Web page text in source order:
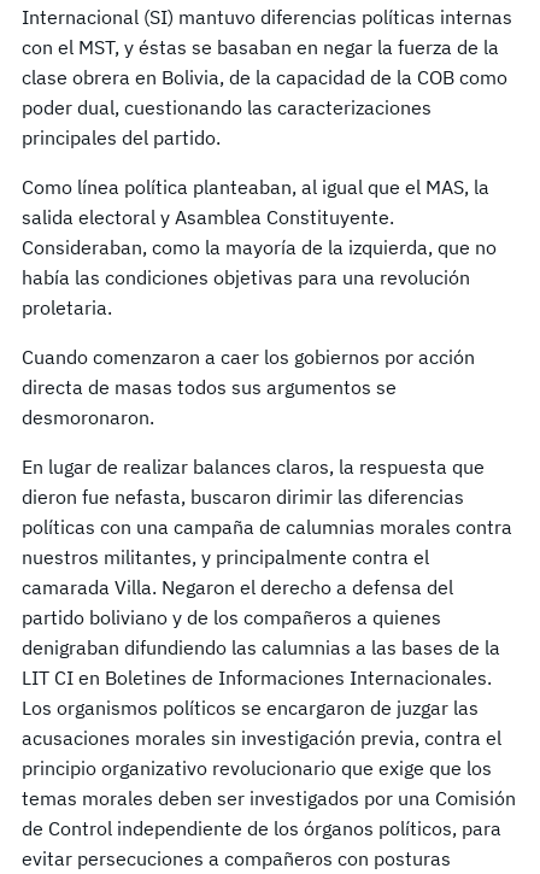
Internacional (SI) mantuvo diferencias políticas internas
con el MST, y éstas se basaban en negar la fuerza de la
clase obrera en Bolivia, de la capacidad de la COB como
poder dual, cuestionando las caracterizaciones
principales del partido.
Como línea política planteaban, al igual que el MAS, la
salida electoral y Asamblea Constituyente.
Consideraban, como la mayoría de la izquierda, que no
había las condiciones objetivas para una revolución
proletaria.
Cuando comenzaron a caer los gobiernos por acción
directa de masas todos sus argumentos se
desmoronaron.
En lugar de realizar balances claros, la respuesta que
dieron fue nefasta, buscaron dirimir las diferencias
políticas con una campaña de calumnias morales contra
nuestros militantes, y principalmente contra el
camarada Villa. Negaron el derecho a defensa del
partido boliviano y de los compañeros a quienes
denigraban difundiendo las calumnias a las bases de la
LIT CI en Boletines de Informaciones Internacionales.
Los organismos políticos se encargaron de juzgar las
acusaciones morales sin investigación previa, contra el
principio organizativo revolucionario que exige que los
temas morales deben ser investigados por una Comisión
de Control independiente de los órganos políticos, para
evitar persecuciones a compañeros con posturas